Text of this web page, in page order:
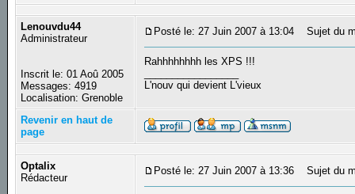
Lenouvdu44
Administrateur
Inscrit le: 01 Aoû 2005
Messages: 4919
Localisation: Grenoble
Posté le: 27 Juin 2007 à 13:04 Sujet du
Rahhhhhhhh les XPS !!!
L'nouv qui devient L'vieux
Revenir en haut de
page
Optalix
Rédacteur
Posté le: 27 Juin 2007 à 13:36 Sujet du